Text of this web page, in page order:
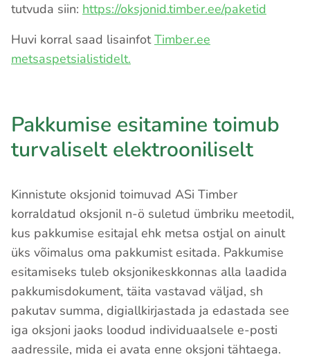
tutvuda siin: https://oksjonid.timber.ee/paketid
Huvi korral saad lisainfotTimber.ee
metsaspetsialistidelt.
Pakkumise esitamine toimub
turvaliselt elektrooniliselt
Kinnistute oksjonid toimuvad ASi Timber
korraldatud oksjonil n-ö suletud ümbriku meetodil,
kus pakkumise esitajal ehk metsa ostjal on ainult
üks võimalus oma pakkumist esitada. Pakkumise
esitamiseks tuleb oksjonikeskkonnas alla laadida
pakkumisdokument, täita vastavad väljad, sh
pakutav summa, digiallkirjastada ja edastada see
iga oksjoni jaoks loodud individuaalsele e-posti
aadressile, mida ei avata enne oksjoni tähtaega.